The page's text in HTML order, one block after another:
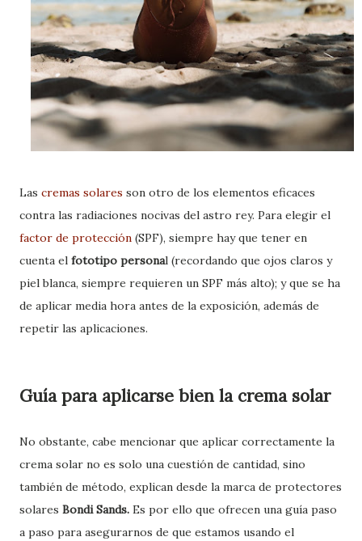
Las cremas solares son otro de los elementos eficaces
contra las radiaciones nocivas del astro rey. Para elegir el
factor de protección (SPF), siempre hay que tener en
cuenta el fototipo personal (recordando que ojos claros y
piel blanca, siempre requieren un SPF más alto); y que se ha
de aplicar media hora antes de la exposición, además de
repetir las aplicaciones.
Guía para aplicarse bien la crema solar
No obstante, cabe mencionar que aplicar correctamente la
crema solar no es solo una cuestión de cantidad, sino
también de método, explican desde la marca de protectores
solares Bondi Sands. Es por ello que ofrecen una guía paso
a paso para asegurarnos de que estamos usando el